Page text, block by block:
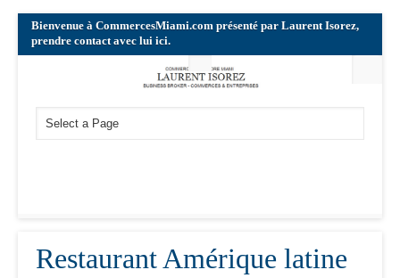
Bienvenue à CommercesMiami.com présenté par Laurent Isorez,
prendre contact avec lui ici.
Restaurant Amérique latine